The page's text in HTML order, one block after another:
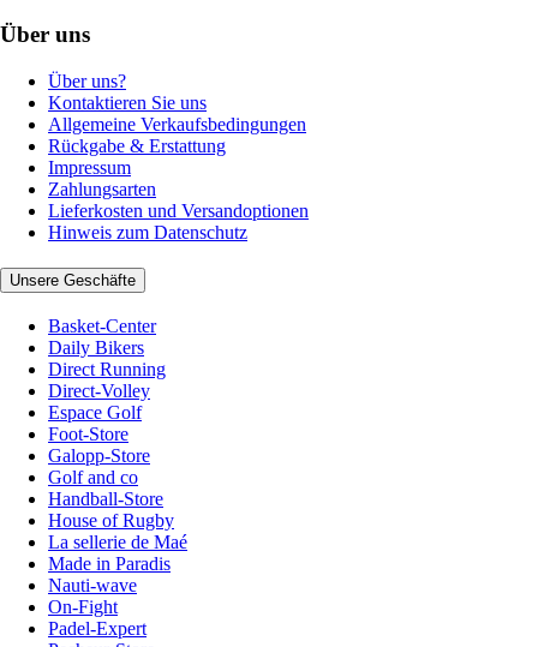
Über uns
Über uns?
Kontaktieren Sie uns
Allgemeine Verkaufsbedingungen
Rückgabe & Erstattung
Impressum
Zahlungsarten
Lieferkosten und Versandoptionen
Hinweis zum Datenschutz
Unsere Geschäfte
Basket-Center
Daily Bikers
Direct Running
Direct-Volley
Espace Golf
Foot-Store
Galopp-Store
Golf and co
Handball-Store
House of Rugby
La sellerie de Maé
Made in Paradis
Nauti-wave
On-Fight
Padel-Expert